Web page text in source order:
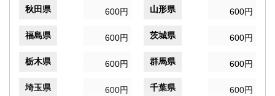
秋田県 600円 山形県 600円
福島県 600円 茨城県 600円
栃木県 600円 群馬県 600円
埼玉県 600円 千葉県 600円